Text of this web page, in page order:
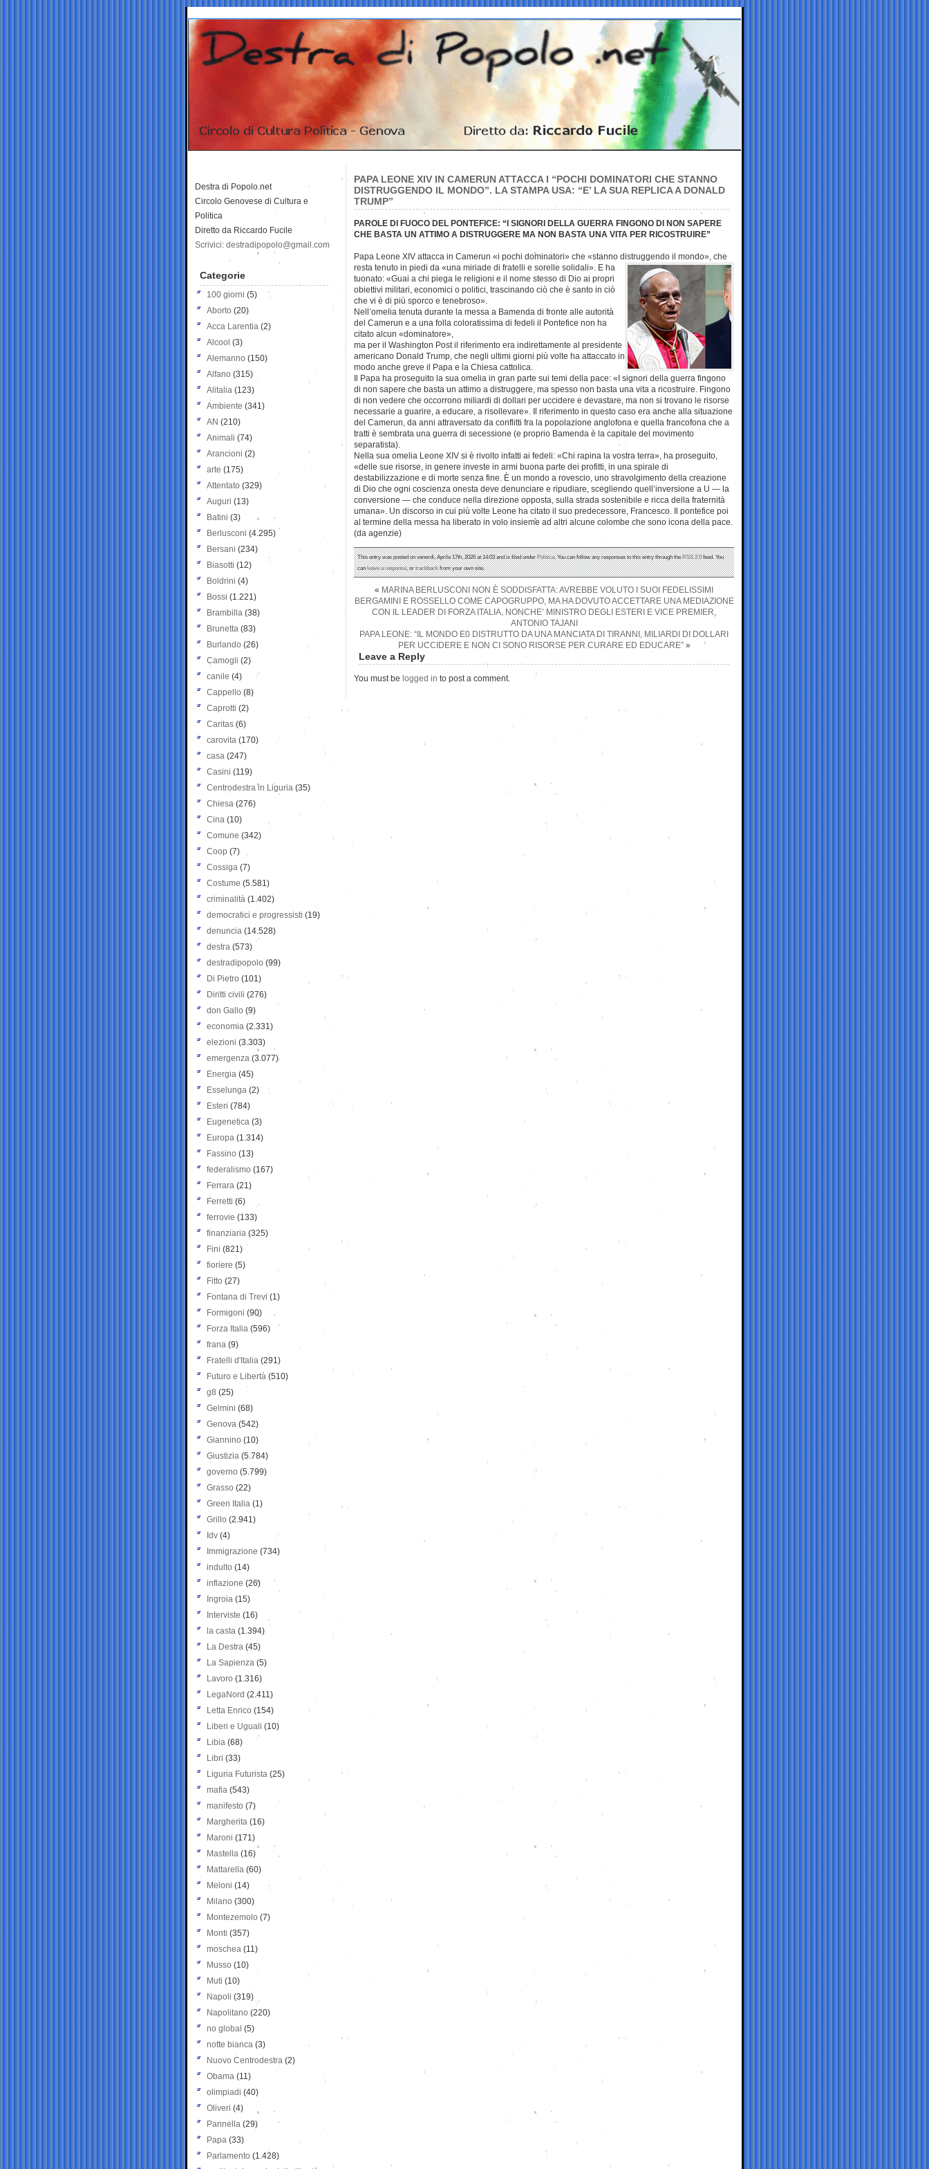
PAPA LEONE XIV IN CAMERUN ATTACCA I “POCHI DOMINATORI CHE STANNO
DISTRUGGENDO IL MONDO”. LA STAMPA USA: “E’ LA SUA REPLICA A DONALD
TRUMP”
PAROLE DI FUOCO DEL PONTEFICE: “I SIGNORI DELLA GUERRA FINGONO DI NON SAPERE
CHE BASTA UN ATTIMO A DISTRUGGERE MA NON BASTA UNA VITA PER RICOSTRUIRE”
Papa Leone XIV attacca in Camerun «i pochi dominatori» che «stanno distruggendo il mondo», che
resta tenuto in piedi da «una miriade di fratelli e sorelle solidali». E ha
tuonato: «Guai a chi piega le religioni e il nome stesso di Dio ai propri
obiettivi militari, economici o politici, trascinando ciò che è santo in ciò
che vi è di più sporco e tenebroso».
Nell’omelia tenuta durante la messa a Bamenda di fronte alle autorità
del Camerun e a una folla coloratissima di fedeli il Pontefice non ha
citato alcun «dominatore»,
ma per il Washington Post il riferimento era indirettamente al presidente
americano Donald Trump, che negli ultimi giorni più volte ha attaccato in
modo anche greve il Papa e la Chiesa cattolica.
Il Papa ha proseguito la sua omelia in gran parte sui temi della pace: «I signori della guerra fingono
di non sapere che basta un attimo a distruggere, ma spesso non basta una vita a ricostruire. Fingono
di non vedere che occorrono miliardi di dollari per uccidere e devastare, ma non si trovano le risorse
necessarie a guarire, a educare, a risollevare». Il riferimento in questo caso era anche alla situazione
del Camerun, da anni attraversato da conflitti fra la popolazione anglofona e quella francofona che a
tratti è sembrata una guerra di secessione (e proprio Bamenda è la capitale del movimento
separatista).
Nella sua omelia Leone XIV si è rivolto infatti ai fedeli: «Chi rapina la vostra terra», ha proseguito,
«delle sue risorse, in genere investe in armi buona parte dei profitti, in una spirale di
destabilizzazione e di morte senza fine. È un mondo a rovescio, uno stravolgimento della creazione
di Dio che ogni coscienza onesta deve denunciare e ripudiare, scegliendo quell’inversione a U — la
conversione — che conduce nella direzione opposta, sulla strada sostenibile e ricca della fraternità
umana». Un discorso in cui più volte Leone ha citato il suo predecessore, Francesco. Il pontefice poi
al termine della messa ha liberato in volo insieme ad altri alcune colombe che sono icona della pace.
(da agenzie)
This entry was posted on venerdì, Aprile 17th, 2026 at 14:03 and is filed underPolitica. You can follow any responses to this entry through theRSS 2.0feed. You
canleave a response, ortrackbackfrom your own site.
« MARINA BERLUSCONI NON È SODDISFATTA: AVREBBE VOLUTO I SUOI FEDELISSIMI
BERGAMINI E ROSSELLO COME CAPOGRUPPO, MA HA DOVUTO ACCETTARE UNA MEDIAZIONE
CON IL LEADER DI FORZA ITALIA, NONCHE’ MINISTRO DEGLI ESTERI E VICE PREMIER,
ANTONIO TAJANI
PAPA LEONE: “IL MONDO E0 DISTRUTTO DA UNA MANCIATA DI TIRANNI, MILIARDI DI DOLLARI
PER UCCIDERE E NON CI SONO RISORSE PER CURARE ED EDUCARE”»
Leave a Reply
You must be logged in to post a comment.
Destra di Popolo.net
Circolo Genovese di Cultura e
Politica
Diretto da Riccardo Fucile
Scrivici: destradipopolo@gmail.com
Categorie
100 giorni (5)
Aborto (20)
Acca Larentia (2)
Alcool (3)
Alemanno (150)
Alfano (315)
Alitalia (123)
Ambiente (341)
AN (210)
Animali (74)
Arancioni (2)
arte (175)
Attentato (329)
Auguri (13)
Batini (3)
Berlusconi (4.295)
Bersani (234)
Biasotti (12)
Boldrini (4)
Bossi (1.221)
Brambilla (38)
Brunetta (83)
Burlando (26)
Camogli (2)
canile (4)
Cappello (8)
Caprotti (2)
Caritas (6)
carovita (170)
casa (247)
Casini (119)
Centrodestra in Liguria (35)
Chiesa (276)
Cina (10)
Comune (342)
Coop (7)
Cossiga (7)
Costume (5.581)
criminalità (1.402)
democratici e progressisti (19)
denuncia (14.528)
destra (573)
destradipopolo (99)
Di Pietro (101)
Diritti civili (276)
don Gallo (9)
economia (2.331)
elezioni (3.303)
emergenza (3.077)
Energia (45)
Esselunga (2)
Esteri (784)
Eugenetica (3)
Europa (1.314)
Fassino (13)
federalismo (167)
Ferrara (21)
Ferretti (6)
ferrovie (133)
finanziaria (325)
Fini (821)
fioriere (5)
Fitto (27)
Fontana di Trevi (1)
Formigoni (90)
Forza Italia (596)
frana (9)
Fratelli d'Italia (291)
Futuro e Libertà (510)
g8 (25)
Gelmini (68)
Genova (542)
Giannino (10)
Giustizia (5.784)
governo (5.799)
Grasso (22)
Green Italia (1)
Grillo (2.941)
Idv (4)
Immigrazione (734)
indulto (14)
inflazione (26)
Ingroia (15)
Interviste (16)
la casta (1.394)
La Destra (45)
La Sapienza (5)
Lavoro (1.316)
LegaNord (2.411)
Letta Enrico (154)
Liberi e Uguali (10)
Libia (68)
Libri (33)
Liguria Futurista (25)
mafia (543)
manifesto (7)
Margherita (16)
Maroni (171)
Mastella (16)
Mattarella (60)
Meloni (14)
Milano (300)
Montezemolo (7)
Monti (357)
moschea (11)
Musso (10)
Muti (10)
Napoli (319)
Napolitano (220)
no global (5)
notte bianca (3)
Nuovo Centrodestra (2)
Obama (11)
olimpiadi (40)
Oliveri (4)
Pannella (29)
Papa (33)
Parlamento (1.428)